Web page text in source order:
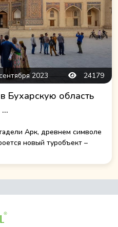
2023 24179
Бухарскую область
Арк, древнем символе
новый туробъект –